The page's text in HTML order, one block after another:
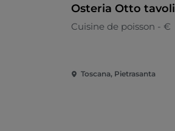
Osteria Otto tavoli
Cuisine de poisson - €
Toscana, Pietrasanta